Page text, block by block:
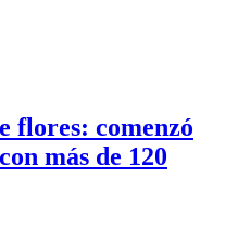
flores: comenzó
más de 120